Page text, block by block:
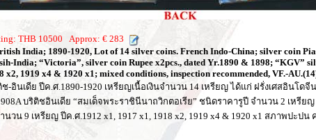
THB 10500 Approx: € 283
India; 1890-1920, Lot of 14 silver coins. French Indo-China; silver coin
India; “Victoria”, silver coin Rupee x2pcs., dated Yr.1890 & 1898; “KGV”
x2, 1919 x4 & 1920 x1; mixed conditions, inspection recommended, VF.-
-อินเดีย ปีค.ศ.1890-1920 เหรียญเนื้อเงินจำนวน 14 เหรียญ ได้แก่ ฝรั่งเศสอินโด
บริติชอินเดีย “สมเด็จพระราชินีนาถวิกตอเรีย” ชนิดราคารูปี จำนวน 2 เหรียญ
วน 9 เหรียญ ปีค.ศ.1912 x1, 1917 x1, 1918 x2, 1919 x4 & 1920 x1 สภาพปะปน